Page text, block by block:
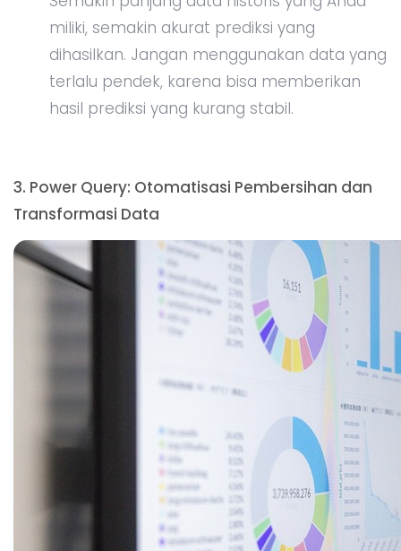
Ketika Anda bekerja dengan dataset yang besar
dan kompleks, membersihkan dan mengubah
format data bisa menjadi tugas yang
mengotomatisasi pembersihan dan
transformasi data. Power Query memungkinkan
Anda untuk menggabungkan, mengubah, atau
menyaring data dari berbagai sumber tanpa
harus melakukan banyak perhitungan manual.
Langkah-Langkah Menggunakan Power Query:
dan di bagian
Get &
Get Data
Pilih sumber data yang ingin Anda gunakan,
misalnya file Excel lain, file CSV, database,
atau layanan online.
Setelah data dimuat, Anda dapat memilih
Transform Datauntuk membuka editor